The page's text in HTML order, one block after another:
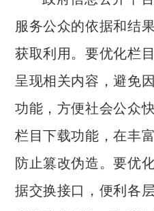
服务公众的依据和结
获取利用。要优化栏
呈现相关内容，避免
功能，方便社会公众
栏目下载功能，在丰
防止篡改伪造。要优
据交换接口，便利各